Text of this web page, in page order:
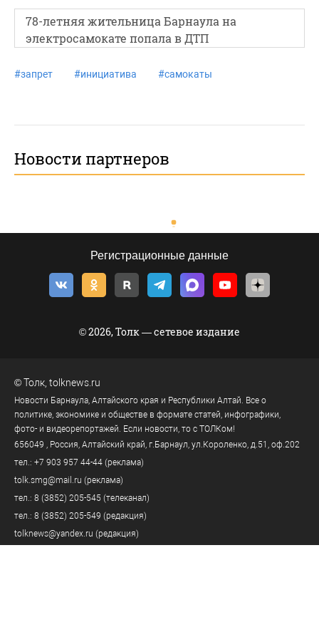
78-летняя жительница Барнаула на
электросамокате попала в ДТП
#запрет #инициатива #самокаты
Новости партнеров
Регистрационные данные
© 2026, Толк — сетевое издание
©Толк tolknews.ru
Новости Барнаула, Алтайского края и Республики Алтай. Все о
политике, экономике и обществе в формате статей, инфографики,
фото- и видеорепортажей. Если новости, то с ТОЛКом!
656049
, Россия, Алтайский край, г. Барнаул ул.Короленко, д.51, оф.202
тел.: +7 903 957 44-44 (реклама)
tolk.smg@mail.ru (реклама)
тел.: 8 (3852) 205-545 (телеканал)
тел.: 8 (3852) 205-549 (редакция)
tolknews@yandex.ru (редакция)